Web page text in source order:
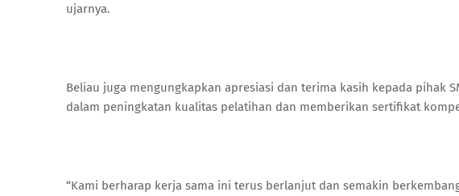
ujarnya.
Beliau juga mengungkapkan apresiasi dan terima kasih kepada pihak
dalam peningkatan kualitas pelatihan dan memberikan sertifikat
“Kami berharap kerja sama ini terus berlanjut dan semakin